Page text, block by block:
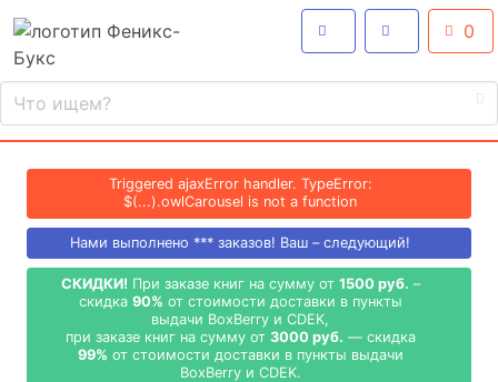
0
Triggered ajaxError handler. TypeError:
$(...).owlCarousel is not a function
Нами выполнено *** заказов! Ваш – следующий!
СКИДКИ! При заказе книг на сумму от 1500 руб. –
скидка 90% от стоимости доставки в пункты
выдачи BoxBerry и CDEK,
при заказе книг на сумму от 3000 руб. — скидка
99% от стоимости доставки в пункты выдачи
BoxBerry и CDEK.